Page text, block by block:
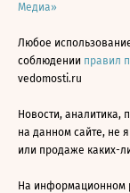
Медиа»
Любое
соблюдении правил
vedomosti.ru
Новости, аналитика,
на данном сайте, не
или продаже каких-
На информационном